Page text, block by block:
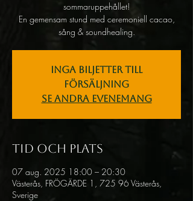
sommaruppehållet!
En gemensam stund med ceremoniell cacao,
sång & soundhealing.
Inga biljetter till
försäljning
Se andra evenemang
Tid och plats
07 aug. 2025 18:00 – 20:30
Västerås, FRÖGÄRDE 1, 725 96 Västerås,
Sverige